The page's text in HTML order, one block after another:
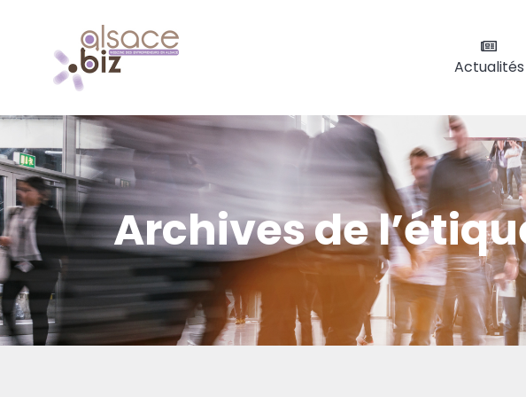
Actualités
Archives de